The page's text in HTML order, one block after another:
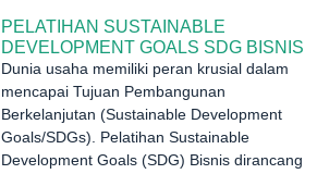
PELATIHAN SUSTAINABLE
DEVELOPMENT GOALS SDG BISNIS
Dunia usaha memiliki peran krusial dalam
mencapai Tujuan Pembangunan
Berkelanjutan (Sustainable Development
Goals/SDGs). Pelatihan Sustainable
Development Goals (SDG) Bisnis dirancang